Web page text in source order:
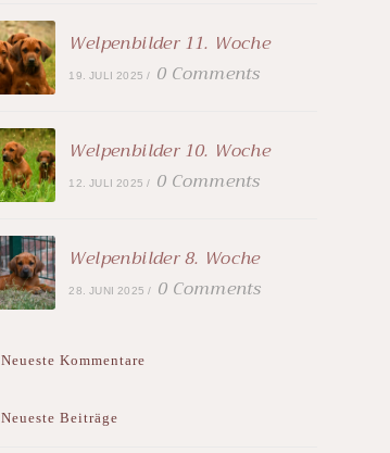
Welpenbilder 11. Woche
19. JULI 2025 / 0 Comments
Welpenbilder 10. Woche
12. JULI 2025 / 0 Comments
Welpenbilder 8. Woche
28. JUNI 2025 / 0 Comments
Neueste Kommentare
Neueste Beiträge